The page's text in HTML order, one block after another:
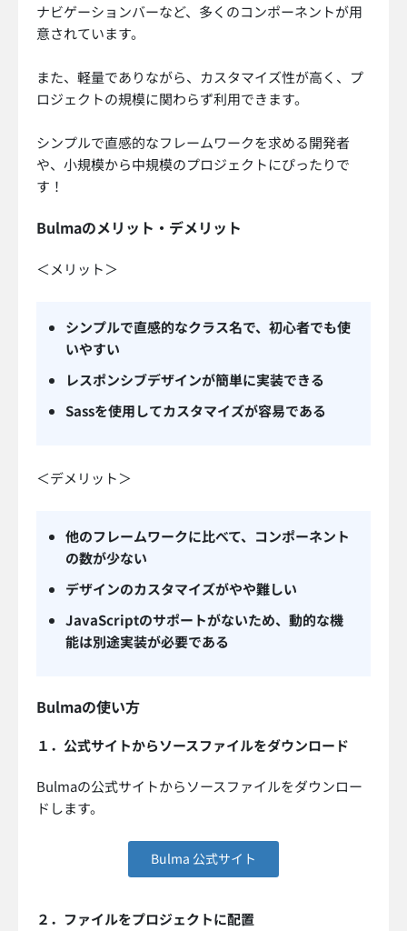
ナビゲーションバーなど、多くのコンポーネントが用
意されています。
また、軽量でありながら、カスタマイズ性が高く、プ
ロジェクトの規模に関わらず利用できます。
シンプルで直感的なフレームワークを求める開発者
や、小規模から中規模のプロジェクトにぴったりで
す！
Bulmaのメリット・デメリット
＜メリット＞
シンプルで直感的なクラス名で、初心者でも使
いやすい
レスポンシブデザインが簡単に実装できる
Sassを使用してカスタマイズが容易である
＜デメリット＞
他のフレームワークに比べて、コンポーネント
の数が少ない
デザインのカスタマイズがやや難しい
JavaScriptのサポートがないため、動的な機
能は別途実装が必要である
Bulmaの使い方
１．公式サイトからソースファイルをダウンロード
Bulmaの公式サイトからソースファイルをダウンロー
ドします。
Bulma 公式サイト
２．ファイルをプロジェクトに配置